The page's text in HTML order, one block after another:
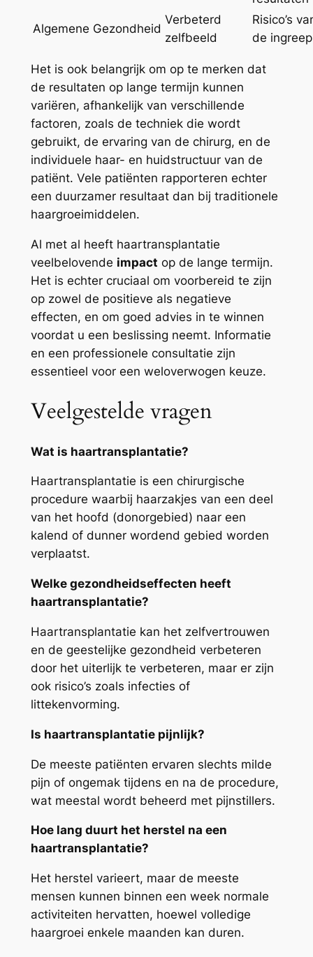
Algemene Gezondheid
Verbeterd
zelfbeeld
Risico’s
de ingreep
Het is ook belangrijk om op te merken dat
de resultaten op lange termijn kunnen
variëren, afhankelijk van verschillende
factoren, zoals de techniek die wordt
gebruikt, de ervaring van de chirurg, en de
individuele haar- en huidstructuur van de
patiënt. Vele patiënten rapporteren echter
een duurzamer resultaat dan bij traditionele
haargroeimiddelen.
Al met al heeft haartransplantatie
veelbelovende impact op de lange termijn.
Het is echter cruciaal om voorbereid te zijn
op zowel de positieve als negatieve
effecten, en om goed advies in te winnen
voordat u een beslissing neemt. Informatie
en een professionele consultatie zijn
essentieel voor een weloverwogen keuze.
Veelgestelde vragen
Wat is haartransplantatie?
Haartransplantatie is een chirurgische
procedure waarbij haarzakjes van een deel
van het hoofd (donorgebied) naar een
kalend of dunner wordend gebied worden
verplaatst.
Welke gezondheidseffecten heeft
haartransplantatie?
Haartransplantatie kan het zelfvertrouwen
en de geestelijke gezondheid verbeteren
door het uiterlijk te verbeteren, maar er zijn
ook risico’s zoals infecties of
littekenvorming.
Is haartransplantatie pijnlijk?
De meeste patiënten ervaren slechts milde
pijn of ongemak tijdens en na de procedure,
wat meestal wordt beheerd met pijnstillers.
Hoe lang duurt het herstel na een
haartransplantatie?
Het herstel varieert, maar de meeste
mensen kunnen binnen een week normale
activiteiten hervatten, hoewel volledige
haargroei enkele maanden kan duren.